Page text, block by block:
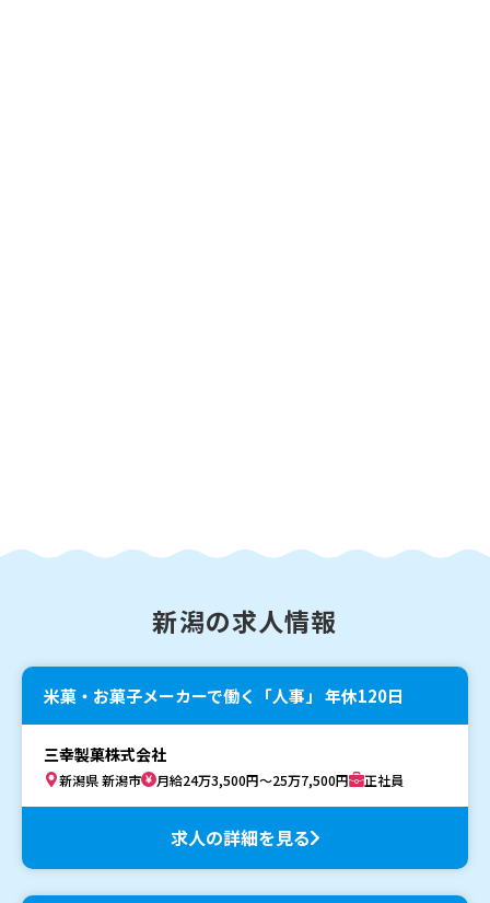
新潟の求人情報
米菓・お菓子メーカーで働く「人事」 年休120日
三幸製菓株式会社
新潟県 新潟市 月給24万3,500円～25万7,500円 正社員
求人の詳細を見る